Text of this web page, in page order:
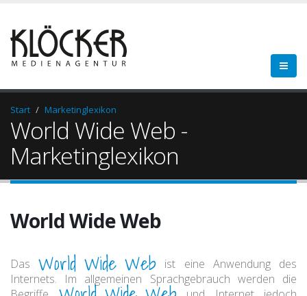
Start Marketinglexikon
World Wide Web -
Marketinglexikon
World Wide Web
DasWorld Wide Web ist eine Anwendung des
Internets. Im allgemeinen Sprachgebrauch werden die